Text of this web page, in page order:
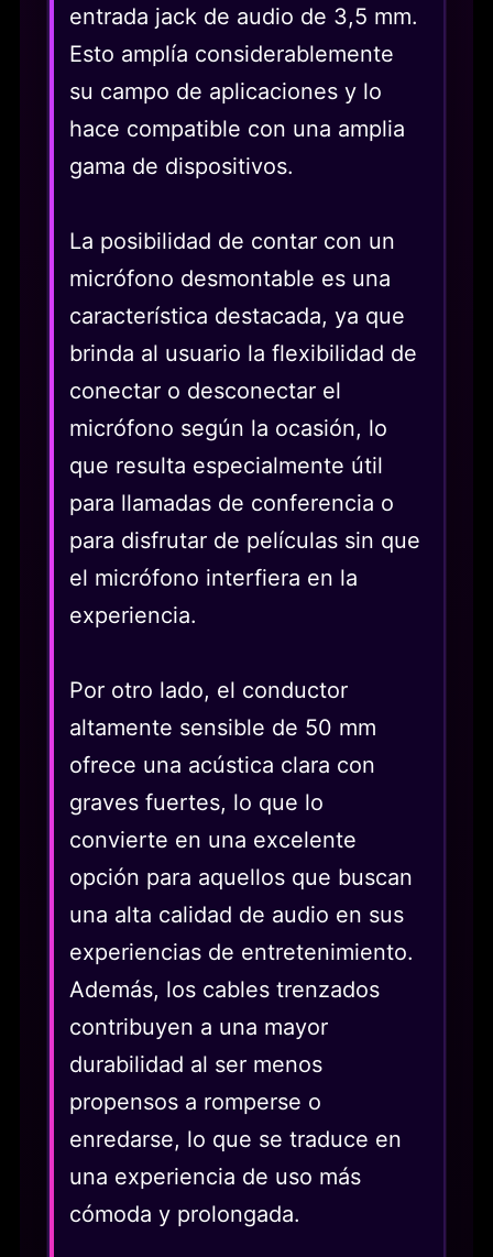
entrada jack de audio de 3,5 mm.
Esto amplía considerablemente
su campo de aplicaciones y lo
hace compatible con una amplia
gama de dispositivos.
La posibilidad de contar con un
micrófono desmontable es una
característica destacada, ya que
brinda al usuario la flexibilidad de
conectar o desconectar el
micrófono según la ocasión, lo
que resulta especialmente útil
para llamadas de conferencia o
para disfrutar de películas sin que
el micrófono interfiera en la
experiencia.
Por otro lado, el conductor
altamente sensible de 50 mm
ofrece una acústica clara con
graves fuertes, lo que lo
convierte en una excelente
opción para aquellos que buscan
una alta calidad de audio en sus
experiencias de entretenimiento.
Además, los cables trenzados
contribuyen a una mayor
durabilidad al ser menos
propensos a romperse o
enredarse, lo que se traduce en
una experiencia de uso más
cómoda y prolongada.